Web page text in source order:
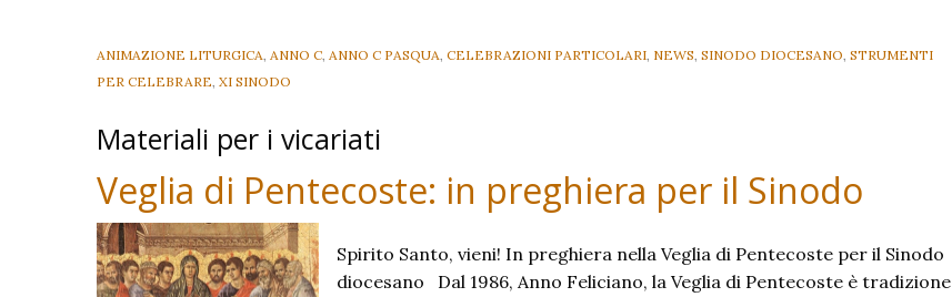
DEL
ANIMAZIONE LITURGICA ANNO C ANNO C PASQUA CELEBRAZIONI PARTICOLARI NEWS SINODO DIOCESANO STRUMENTI
PER CELEBRARE XI SINODO
Materiali per i vicariati
Veglia di Pentecoste: in preghiera per il Sinodo
Spirito Santo, vieni! In preghiera nella Veglia di Pentecoste per il Sinodo
diocesano Dal 1986, Anno Feliciano, la Veglia di Pentecoste è tradizione